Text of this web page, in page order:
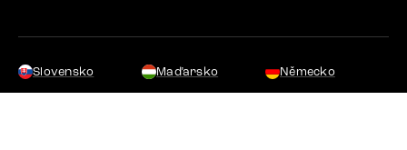
Slovensko Maďarsko Německo